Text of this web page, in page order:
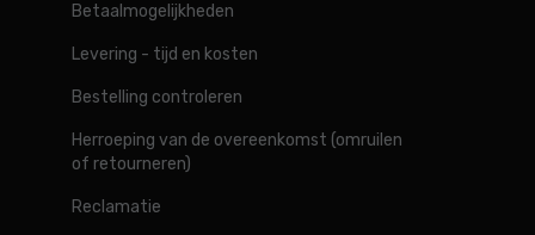
Betaalmogelijkheden
Levering - tijd en kosten
Bestelling controleren
Herroeping van de overeenkomst (omruilen
of retourneren)
Reclamatie